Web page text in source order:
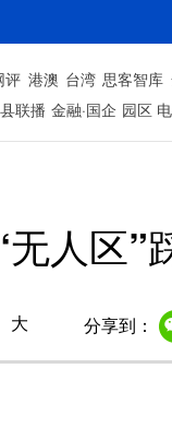
评 港澳 台湾 思客智库
联播 金融·国企 园区
人区”
大 分享到：